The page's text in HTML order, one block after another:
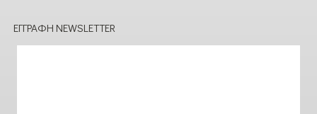
ΕΓΓΡΑΦΉ NEWSLETTER